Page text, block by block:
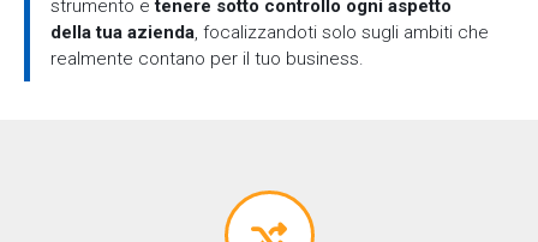
strumento e tenere sotto controllo ogni aspetto
della tua azienda, focalizzandoti solo sugli ambiti che
realmente contano per il tuo business.